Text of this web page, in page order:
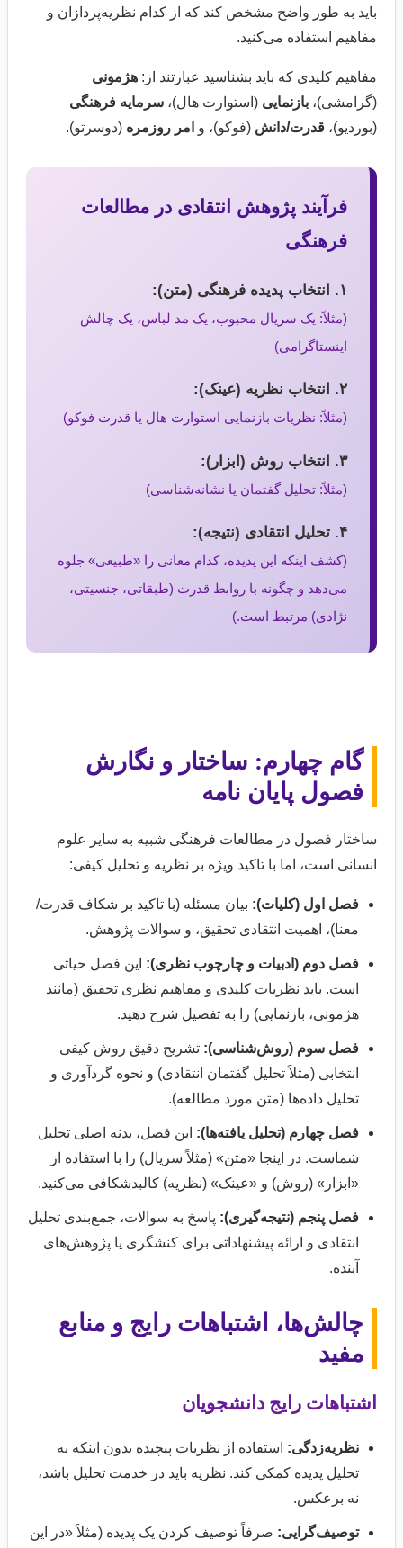
باید به طور واضح مشخص کند که از کدام نظریه‌پردازان و
مفاهیم استفاده می‌کنید.
مفاهیم کلیدی که باید بشناسید عبارتند از: هژمونی
(گرامشی)، بازنمایی (استوارت هال)، سرمایه فرهنگی
(بوردیو)، قدرت/دانش (فوکو)، و امر روزمره (دوسرتو).
فرآیند پژوهش انتقادی در مطالعات
فرهنگی
۱. انتخاب پدیده فرهنگی (متن):
(مثلاً: یک سریال محبوب، یک مد لباس، یک چالش
اینستاگرامی)
۲. انتخاب نظریه (عینک):
(مثلاً: نظریات بازنمایی استوارت هال یا قدرت فوکو)
۳. انتخاب روش (ابزار):
(مثلاً: تحلیل گفتمان یا نشانه‌شناسی)
۴. تحلیل انتقادی (نتیجه):
(کشف اینکه این پدیده، کدام معانی را «طبیعی» جلوه
می‌دهد و چگونه با روابط قدرت (طبقاتی، جنسیتی،
نژادی) مرتبط است.)
گام چهارم: ساختار و نگارش
فصول پایان نامه
ساختار فصول در مطالعات فرهنگی شبیه به سایر علوم
انسانی است، اما با تاکید ویژه بر نظریه و تحلیل کیفی:
فصل اول (کلیات): بیان مسئله (با تاکید بر شکاف قدرت/
معنا)، اهمیت انتقادی تحقیق، و سوالات پژوهش.
فصل دوم (ادبیات و چارچوب نظری): این فصل حیاتی
است. باید نظریات کلیدی و مفاهیم نظری تحقیق (مانند
هژمونی، بازنمایی) را به تفصیل شرح دهید.
فصل سوم (روش‌شناسی): تشریح دقیق روش کیفی
انتخابی (مثلاً تحلیل گفتمان انتقادی) و نحوه گردآوری و
تحلیل داده‌ها (متن مورد مطالعه).
فصل چهارم (تحلیل یافته‌ها): این فصل، بدنه اصلی تحلیل
شماست. در اینجا «متن» (مثلاً سریال) را با استفاده از
«ابزار» (روش) و «عینک» (نظریه) کالبدشکافی می‌کنید.
فصل پنجم (نتیجه‌گیری): پاسخ به سوالات، جمع‌بندی تحلیل
انتقادی و ارائه پیشنهاداتی برای کنشگری یا پژوهش‌های
آینده.
چالش‌ها، اشتباهات رایج و منابع
مفید
اشتباهات رایج دانشجویان
نظریه‌زدگی: استفاده از نظریات پیچیده بدون اینکه به
تحلیل پدیده کمکی کند. نظریه باید در خدمت تحلیل باشد،
نه برعکس.
توصیف‌گرایی: صرفاً توصیف کردن یک پدیده (مثلاً «در این